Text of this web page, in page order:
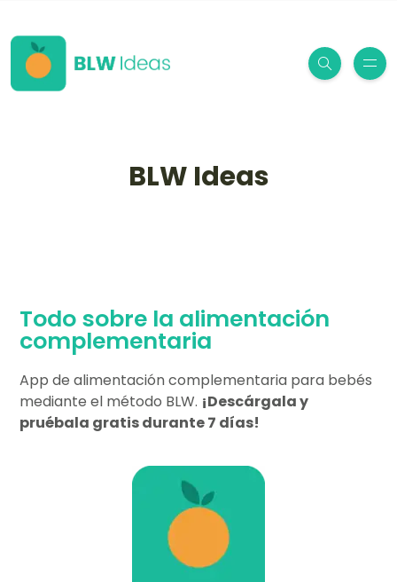
BLW Ideas
Todo sobre la alimentación
complementaria
App de alimentación complementaria para bebés
mediante el método BLW. ¡Descárgala y
pruébala gratis durante 7 días!